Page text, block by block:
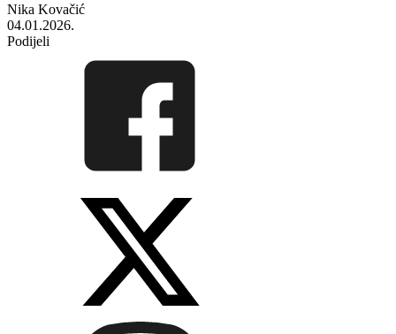
Nika Kovačić
04.01.2026.
Podijeli